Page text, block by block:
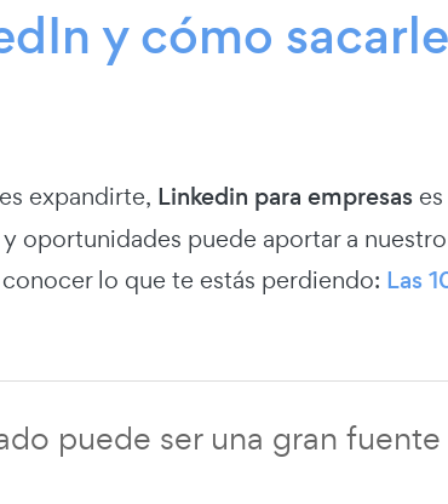
y cómo
expandirte, Linkedin para empresas
oportunidades puede aportar a
lo que te estás perdiendo: Las
puede ser una gran